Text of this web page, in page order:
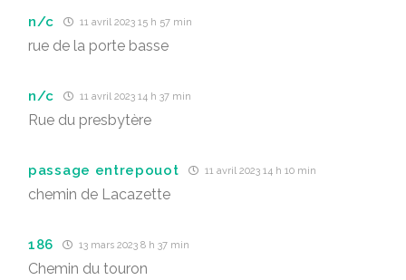
n/c 11 avril 2023 15 h 57 min
rue de la porte basse
n/c 11 avril 2023 14 h 37 min
Rue du presbytère
passage entrepouot 11 avril 2023 14 h 10 min
chemin de Lacazette
186 13 mars 2023 8 h 37 min
Chemin du touron